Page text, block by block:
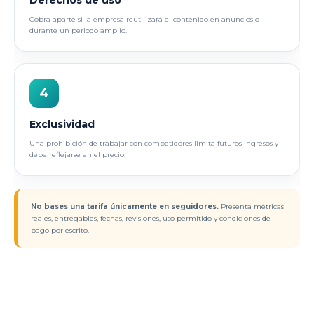
Cobra aparte si la empresa reutilizará el contenido en anuncios o
durante un periodo amplio.
4
Exclusividad
Una prohibición de trabajar con competidores limita futuros ingresos y
debe reflejarse en el precio.
No bases una tarifa únicamente en seguidores. Presenta métricas
reales, entregables, fechas, revisiones, uso permitido y condiciones de
pago por escrito.